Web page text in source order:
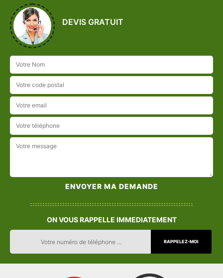
DEVIS GRATUIT
ON VOUS RAPPELLE IMMEDIATEMENT